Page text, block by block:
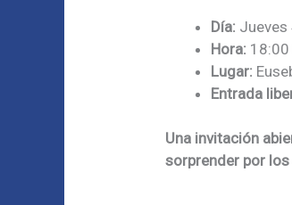
Día: Jueves
Hora:
Lugar:
Entrada
Una invitación
sorprender por